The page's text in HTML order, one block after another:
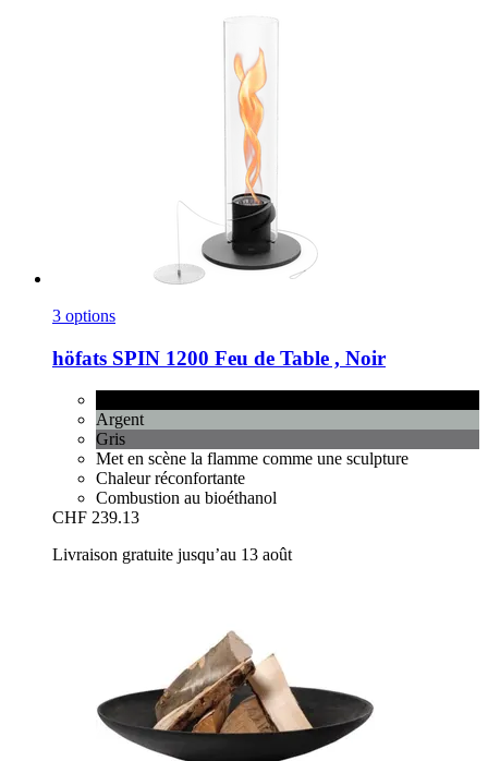
3 options
höfats SPIN 1200 Feu de Table , Noir
Argent
Gris
Met en scène la flamme comme une sculpture
Chaleur réconfortante
Combustion au bioéthanol
CHF 239.13
Livraison gratuite jusqu’au 13 août